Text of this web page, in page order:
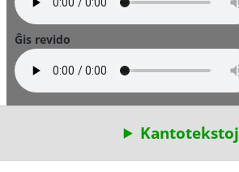
Ĝis revido
Kantotekstoj